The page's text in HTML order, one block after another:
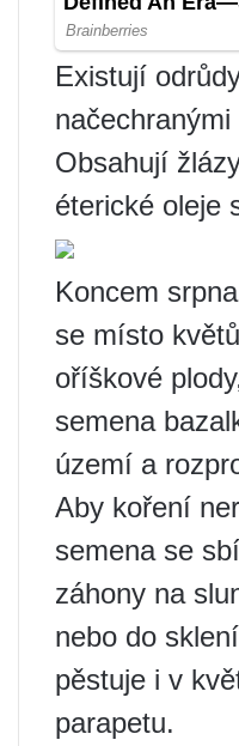
Existují
Obsahují
éterické oleje
Koncem
se místo
oříškové
semena
území a
Aby koření
semena se
záhony na
nebo do
pěstuje i v
parapetu.